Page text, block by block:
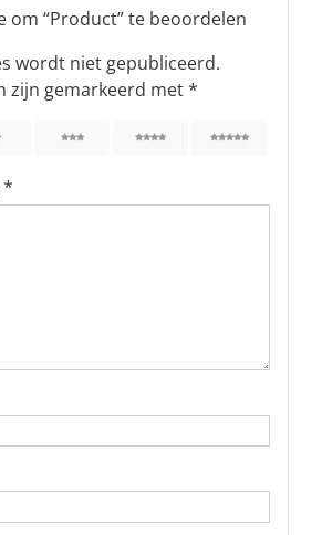
om “Product” te beoordelen
wordt niet gepubliceerd.
zijn gemarkeerd met*
5
*